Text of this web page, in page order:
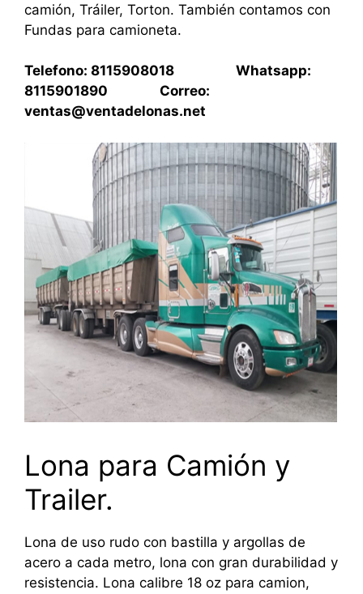
camión, Tráiler, Torton. También contamos con
Fundas para camioneta.
Telefono: 8115908018 Whatsapp:
8115901890 Correo:
ventas@ventadelonas.net
Lona para Camión y
Trailer.
Lona de uso rudo con bastilla y argollas de
acero a cada metro, lona con gran durabilidad y
resistencia. Lona calibre 18 oz para camion,